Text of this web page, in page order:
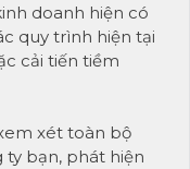
doanh hiện có
quy trình hiện tại
cải tiến tiềm
xét toàn bộ
bạn, phát hiện